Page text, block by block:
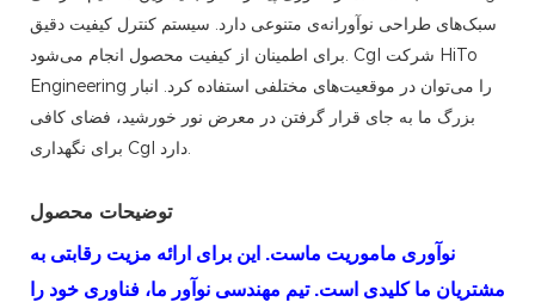
سبک‌های طراحی نوآورانه‌ی متنوعی دارد. سیستم کنترل کیفیت دقیق
برای اطمینان از کیفیت محصول انجام می‌شود. Cgl شرکت HiTo
Engineering را می‌توان در موقعیت‌های مختلفی استفاده کرد. انبار
بزرگ ما به جای قرار گرفتن در معرض نور خورشید، فضای کافی
برای نگهداری Cgl دارد.
توضیحات محصول
نوآوری ماموریت ماست. این برای ارائه مزیت رقابتی به
مشتریان ما کلیدی است. تیم مهندسی نوآور ما، فناوری خود را